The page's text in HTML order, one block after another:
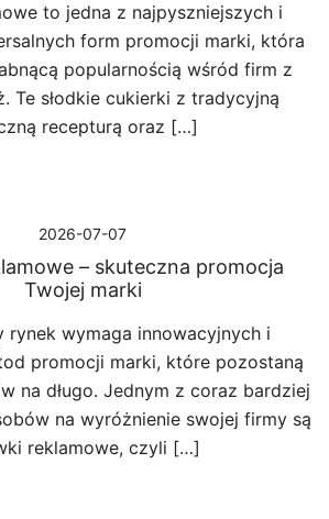
to jedna z najpyszniejszych i
form promocji marki, która
popularnością wśród firm z
Te słodkie cukierki z tradycyjną
recepturą oraz […]
2026-07-07
– skuteczna promocja
Twojej marki
rynek wymaga innowacyjnych i
promocji marki, które pozostaną
na długo. Jednym z coraz bardziej
na wyróżnienie swojej firmy są
reklamowe, czyli […]